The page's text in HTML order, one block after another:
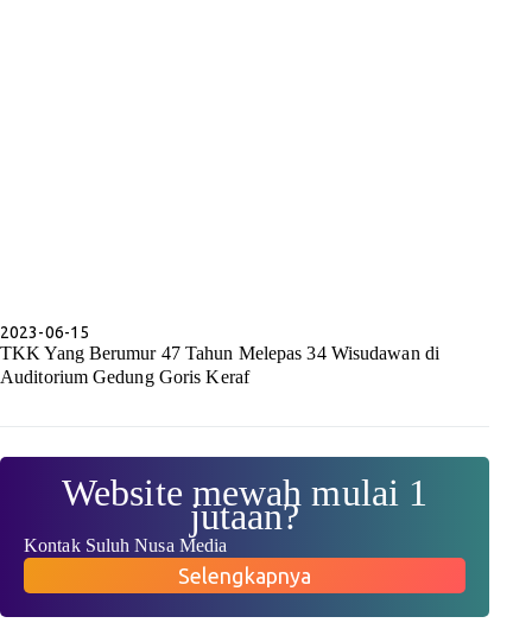
2023-06-15
TKK Yang Berumur 47 Tahun Melepas 34 Wisudawan di
Auditorium Gedung Goris Keraf
Website mewah mulai 1
jutaan?
Kontak Suluh Nusa Media
Selengkapnya